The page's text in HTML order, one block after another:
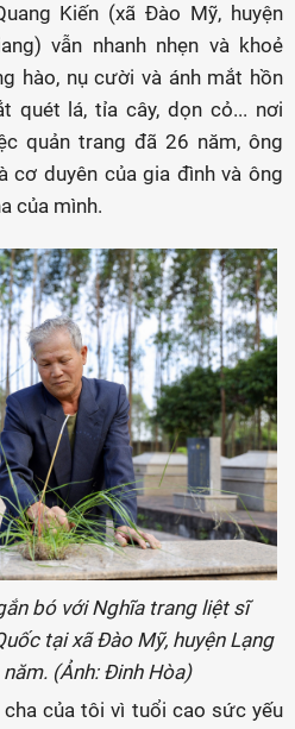
Kiến (xã Đào Mỹ, huyện
vẫn nhanh nhẹn và khoẻ
hào, nụ cười và ánh mắt hồn
quét lá, tỉa cây, dọn cỏ... nơi
quản trang đã 26 năm, ông
cơ duyên của gia đình và ông
của mình.
bó với Nghĩa trang liệt sĩ
tại xã Đào Mỹ, huyện Lạng
(Ảnh: Đinh Hòa)
cha của tôi vì tuổi cao sức yếu